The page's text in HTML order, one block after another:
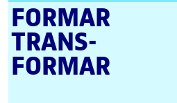
FORMAR
TRANS­
FORMAR